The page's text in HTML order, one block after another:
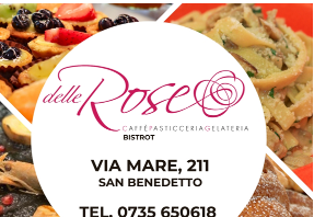
Gazzetta RossoBlù